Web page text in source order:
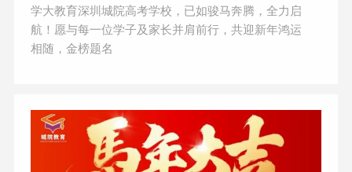
学大教育深圳城院高考学校，已如骏马奔腾，全力启
航！愿与每一位学子及家长并肩前行，共迎新年鸿运
相随，金榜题名